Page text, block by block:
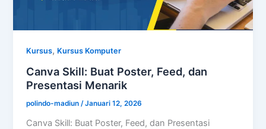
Kursus, Kursus Komputer
Canva Skill: Buat Poster, Feed, dan
Presentasi Menarik
polindo-madiun /Januari 12, 2026
Canva Skill: Buat Poster, Feed, dan Presentasi